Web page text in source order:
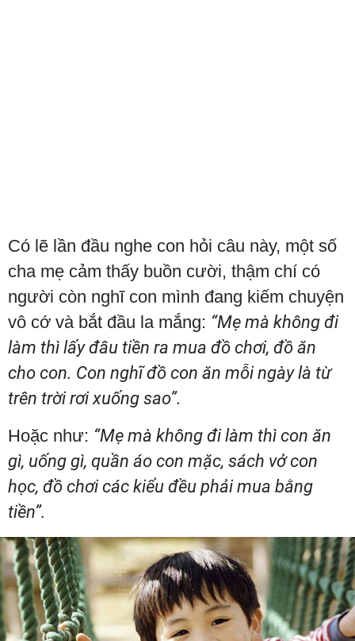
Có lẽ lần đầu nghe con hỏi câu này, một số
cha mẹ cảm thấy buồn cười, thậm chí có
người còn nghĩ con mình đang kiếm chuyện
vô cớ và bắt đầu la mắng: “Mẹ mà không đi
làm thì lấy đâu tiền ra mua đồ chơi, đồ ăn
cho con. Con nghĩ đồ con ăn mỗi ngày là từ
trên trời rơi xuống sao”.
Hoặc như: “Mẹ mà không đi làm thì con ăn
gì, uống gì, quần áo con mặc, sách vở con
học, đồ chơi các kiểu đều phải mua bằng
tiền”.